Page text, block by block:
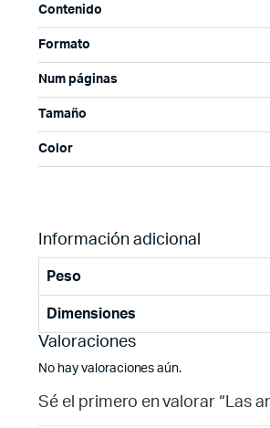
Contenido
Formato
Num páginas
Tamaño
Color
Información adicional
Peso
Dimensiones
Valoraciones
No hay valoraciones aún.
Sé el primero en valorar “Las